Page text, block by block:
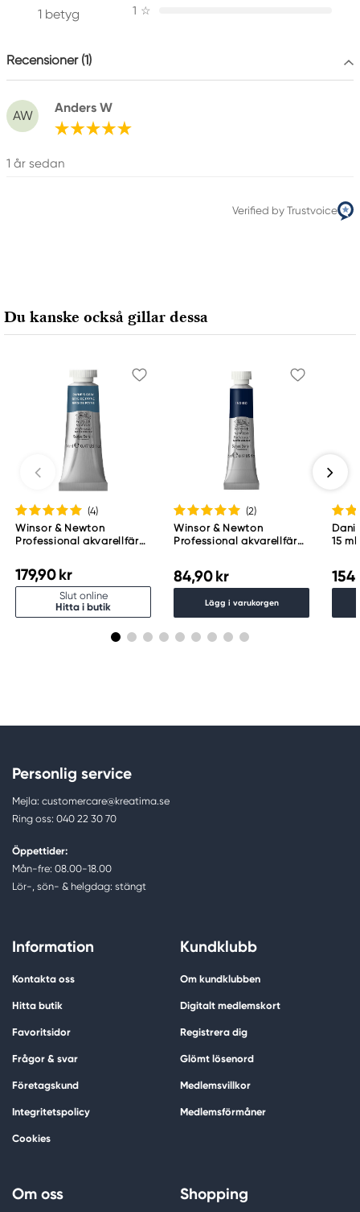
Winsor & Newton
Colart Sweden AB
61930 Trosa, Sweden
info@colart.se
1 betyg
1 ☆
Recensioner (1)
AW
Anders W
1 år sedan
Verified by Trustvoice
Du kanske också gillar dessa
(4)
Winsor & Newton
Professional akvarellfärg
179,90 kr
Slut online
Hitta i butik
(2)
Winsor & Newton
Professional akvarellfärg
84,90 kr
Lägg i varukorgen
15
Personlig service
Mejla: customercare@kreatima.se
Ring oss: 040 22 30 70
Öppettider:
Mån-fre: 08.00-18.00
Lör-, sön- & helgdag: stängt
Information
Kontakta oss
Hitta butik
Favoritsidor
Frågor & svar
Företagskund
Integritetspolicy
Cookies
Kundklubb
Om kundklubben
Digitalt medlemskort
Registrera dig
Glömt lösenord
Medlemsvillkor
Medlemsförmåner
Om oss Shopping